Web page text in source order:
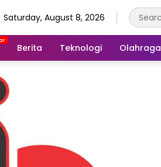
Saturday, August 8, 2026
Berita Teknologi Olahraga